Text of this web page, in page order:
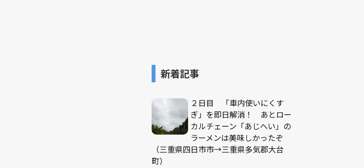
新着記事
２日目 「車内使いにくす
ぎ」を即日解消！ あとロー
カルチェーン「あじへい」の
ラーメンは美味しかったぞ
（三重県四日市市→三重県多気郡大台
町）